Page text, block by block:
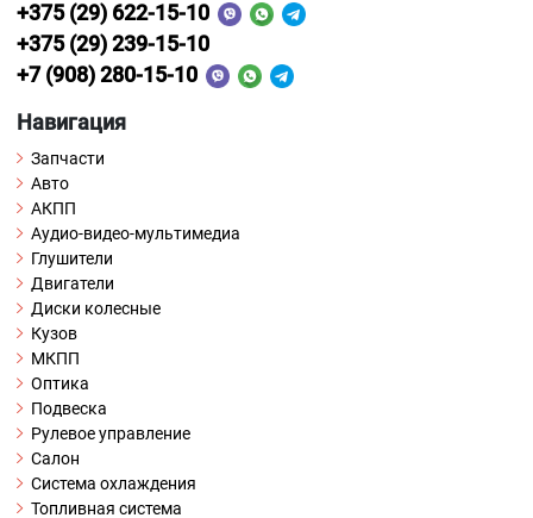
+375 (29) 622-15-10
+375 (29) 239-15-10
+7 (908) 280-15-10
Навигация
Запчасти
Авто
АКПП
Аудио-видео-мультимедиа
Глушители
Двигатели
Диски колесные
Кузов
МКПП
Оптика
Подвеска
Рулевое управление
Салон
Система охлаждения
Топливная система